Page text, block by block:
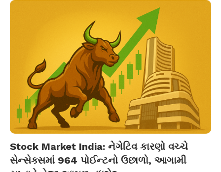
Stock Market India: નેગેટિવ કારણો વચ્ચે
સેન્સેક્સમાં 964 પોઈન્ટનો ઉછાળો, આગામી